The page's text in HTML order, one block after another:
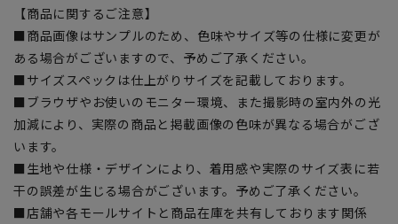
【商品に関するご注意】
■商品画像はサンプルのため、色味やサイズ等の仕様に変更が
ある場合がございますので、予めご了承ください。
■サイズスペックは仕上がりサイズを記載しております。
■ブラウザやお使いのモニター環境、また撮影時の室内外の光
加減により、実際の商品と掲載画像の色味が異なる場合がござ
います。
■生地や仕様・デザインにより、着用感や実際のサイズ表に若
干の誤差が生じる場合がございます。予めご了承ください。
■店舗や各モールサイトと商品在庫を共有しております関係